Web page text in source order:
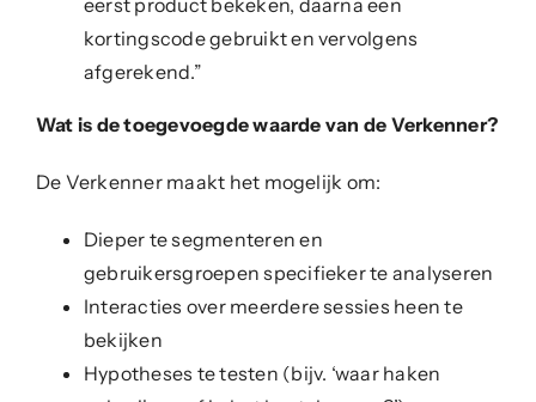
eerst product bekeken, daarna een
kortingscode gebruikt en vervolgens
afgerekend.”
Wat is de toegevoegde waarde van de Verkenner?
De Verkenner maakt het mogelijk om:
Dieper te segmenteren en
gebruikersgroepen specifieker te analyseren
Interacties over meerdere sessies heen te
bekijken
Hypotheses te testen (bijv. ‘waar haken